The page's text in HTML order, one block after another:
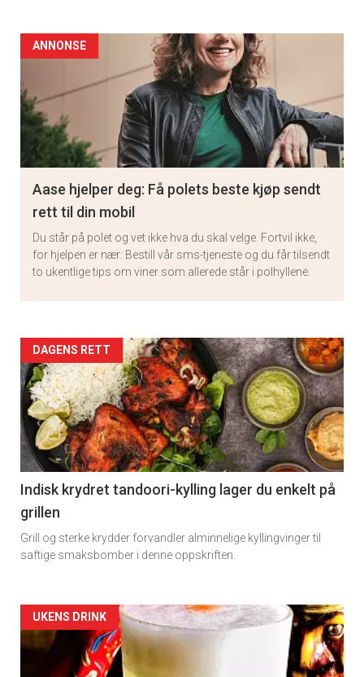
ANNONSE
Aase hjelper deg: Få polets beste kjøp sendt
rett til din mobil
Du står på polet og vet ikke hva du skal velge. Fortvil ikke,
for hjelpen er nær: Bestill vår sms-tjeneste og du får tilsendt
to ukentlige tips om viner som allerede står i polhyllene.
Artikler
detail
-
section
11
DAGENS RETT
Indisk krydret tandoori-kylling lager du enkelt på
grillen
Grill og sterke krydder forvandler alminnelige kyllingvinger til
saftige smaksbomber i denne oppskriften.
Artikler
detail
UKENS DRINK